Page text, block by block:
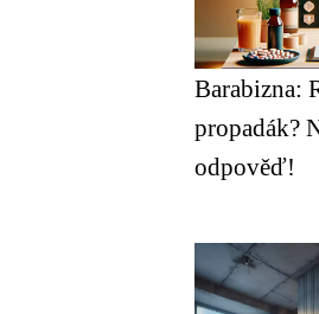
Barabizna:
propadák?
odpověď!